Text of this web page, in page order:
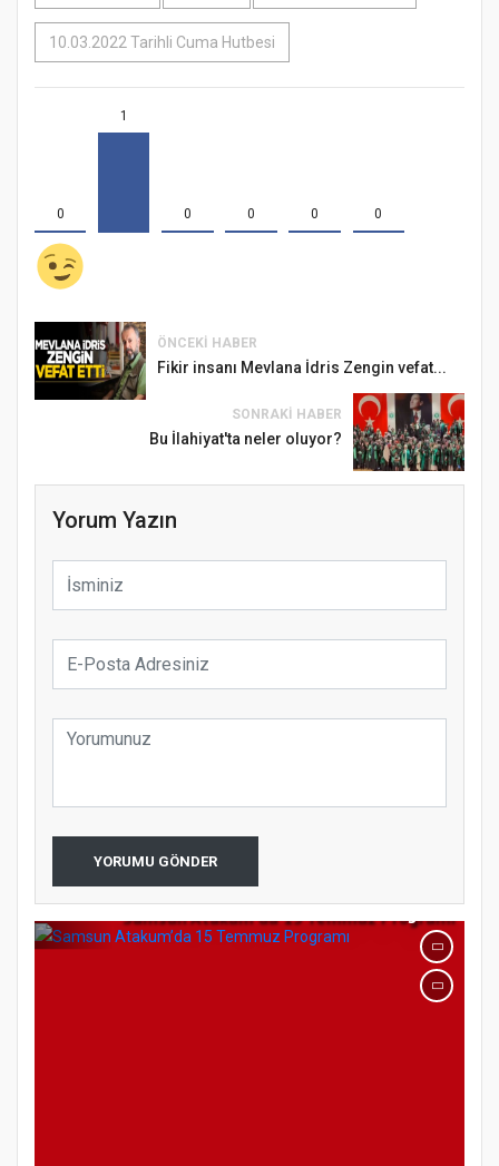
10.03.2022 Tarihli Cuma Hutbesi
0
1
0 0 0 0
ÖNCEKI HABER
Fikir insanı Mevlana İdris Zengin vefat...
SONRAKI HABER
Bu İlahiyat'ta neler oluyor?
Yorum Yazın
YORUMU GÖNDER
Samsun Atakum’da Ayasofya Camii
Etkinliği
Türkiye’de insanlar dinle bağlarını